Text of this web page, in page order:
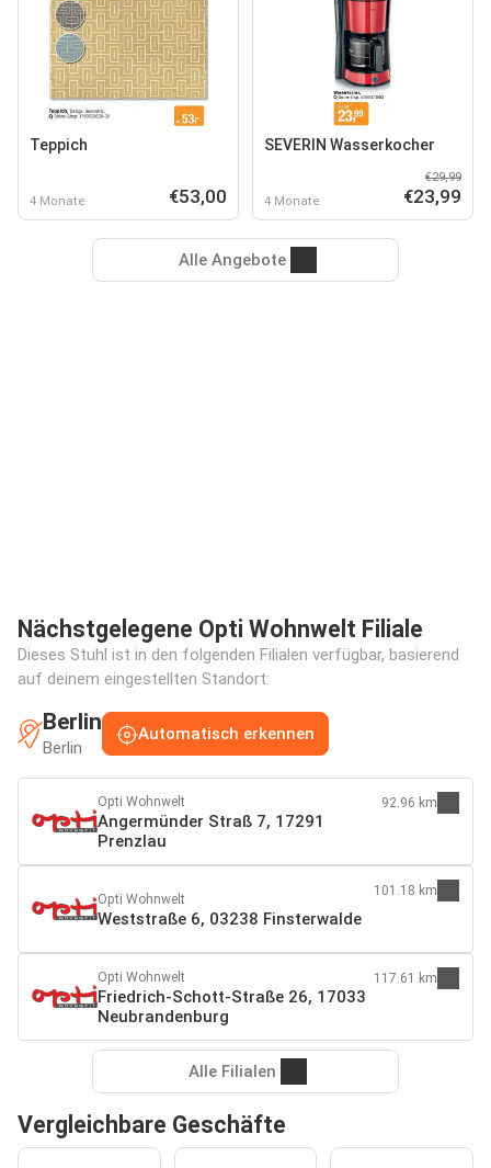
Teppich
4 Monate €53,00
SEVERIN Wasserkocher
4 Monate
€29,99
€23,99
Alle Angebote
Nächstgelegene Opti Wohnwelt Filiale
Dieses Stuhl ist in den folgenden Filialen verfügbar, basierend
auf deinem eingestellten Standort:
Berlin
Berlin
Automatisch erkennen
Opti Wohnwelt
Angermünder Straß 7, 17291
Prenzlau
92.96 km
Opti Wohnwelt
Weststraße 6, 03238 Finsterwalde
101.18 km
Opti Wohnwelt
Friedrich-Schott-Straße 26, 17033
Neubrandenburg
117.61 km
Alle Filialen
Vergleichbare Geschäfte